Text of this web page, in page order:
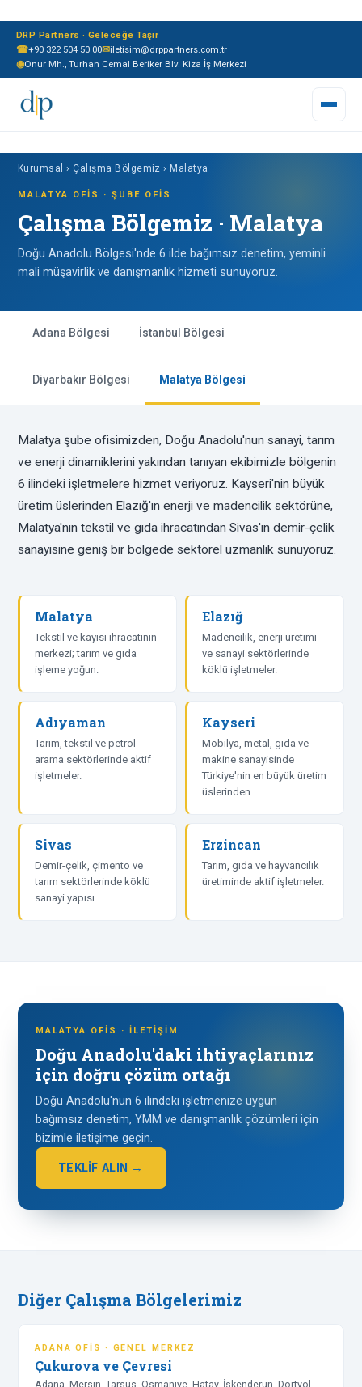
☎+90 322 504 50 00✉iletisim@drppartners.com.tr
◉Onur Mh., Turhan Cemal Beriker Blv. Kiza İş Merkezi
DRP Partners · Geleceğe Taşır
Kurumsal › Çalışma Bölgemiz › Malatya
MALATYA OFIS · ŞUBE OFIS
Çalışma Bölgemiz · Malatya
Doğu Anadolu Bölgesi'nde 6 ilde bağımsız denetim, yeminli
mali müşavirlik ve danışmanlık hizmeti sunuyoruz.
Adana Bölgesi İstanbul Bölgesi
Diyarbakır Bölgesi Malatya Bölgesi
Malatya şube ofisimizden, Doğu Anadolu'nun sanayi, tarım
ve enerji dinamiklerini yakından tanıyan ekibimizle bölgenin
6 ilindeki işletmelere hizmet veriyoruz. Kayseri'nin büyük
üretim üslerinden Elazığ'ın enerji ve madencilik sektörüne,
Malatya'nın tekstil ve gıda ihracatından Sivas'ın demir-çelik
sanayisine geniş bir bölgede sektörel uzmanlık sunuyoruz.
Malatya
Tekstil ve kayısı ihracatının
merkezi; tarım ve gıda
işleme yoğun.
Elazığ
Madencilik, enerji üretimi
ve sanayi sektörlerinde
köklü işletmeler.
Adıyaman
Tarım, tekstil ve petrol
arama sektörlerinde aktif
işletmeler.
Kayseri
Mobilya, metal, gıda ve
makine sanayisinde
Türkiye'nin en büyük üretim
üslerinden.
Sivas
Demir-çelik, çimento ve
tarım sektörlerinde köklü
sanayi yapısı.
Erzincan
Tarım, gıda ve hayvancılık
üretiminde aktif işletmeler.
MALATYA OFIS · İLETIŞIM
Doğu Anadolu'daki ihtiyaçlarınız
için doğru çözüm ortağı
Doğu Anadolu'nun 6 ilindeki işletmenize uygun
bağımsız denetim, YMM ve danışmanlık çözümleri için
bizimle iletişime geçin.
TEKLİF ALIN →
Diğer Çalışma Bölgelerimiz
ADANA OFIS · GENEL MERKEZ
Çukurova ve Çevresi
Adana, Mersin, Tarsus, Osmaniye, Hatay, İskenderun, Dörtyol,